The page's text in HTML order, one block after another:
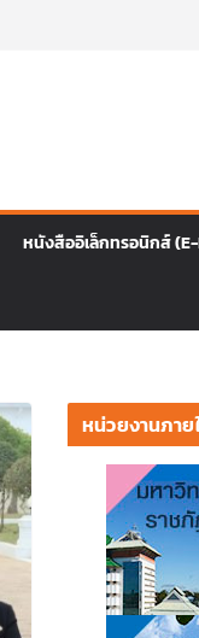
หนังสืออิเล็กทรอนิกส์
หน่วยงานภาย